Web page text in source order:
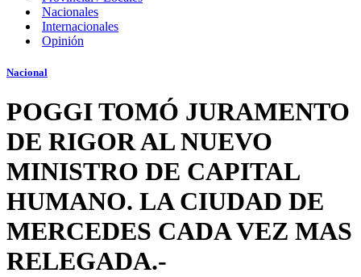
Nacionales
Internacionales
Opinión
Nacional
POGGI TOMÓ JURAMENTO
DE RIGOR AL NUEVO
MINISTRO DE CAPITAL
HUMANO. LA CIUDAD DE
MERCEDES CADA VEZ MAS
RELEGADA.-